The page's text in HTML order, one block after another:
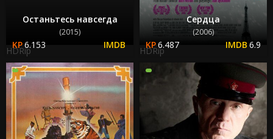
Останьтесь навсегда
(2015)
6.153
HDRip
Сердца
(2006)
6.487 6.9
HDRip